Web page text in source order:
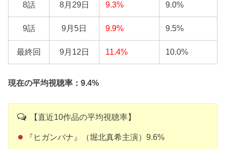
8話 8月29日 9.3% 9.0%
9話 9月5日 9.9% 9.5%
最終回 9月12日 11.4% 10.0%
現在の平均視聴率：9.4%
【直近10作品の平均視聴率】
『ヒガンバナ』（堀北真希主演）9.6%